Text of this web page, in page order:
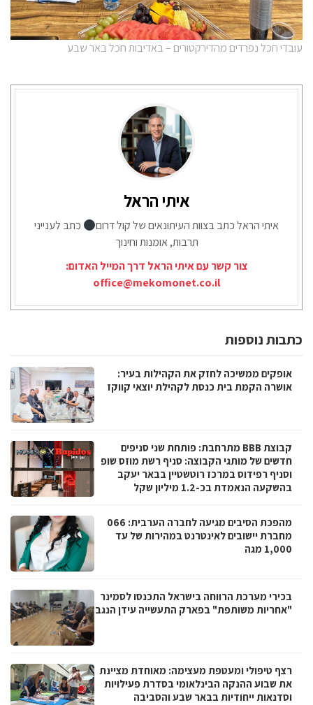
עובדי חכל נפרדים מהדירקטורים – באדיבות חכל באר שבע
איתי הראל
איתי הראל כתב בצוות העיתונאים של קול דרום
כתב לענייני
תרבות, אומנות וחינוך
צור קשר עם איתי הראל דרך המייל האדום:
office@mekomonet.co.il
כתבות נוספות
אופקים ממשיכה לחזק את הקהילות בעיר:
אושרה הקמת בית כנסת לקהילת יוצאי קווקז
קבוצת BBB מתרחבת: פותחת שני סניפים
חדשים של מותגי הקבוצה: סניף רשת מוזס שופ
וסניף רפידוס במרכז רוטשטיין בבאר יעקב
בהשקעה הנאמדת בכ-1.2 מיליון שקל
מהפכת הסיבים מגיעה לחברה הערבית: 066
מחברת יישובים לאינטרנט במהירות של עד
1,000 מגה
בכירי מערכת הרווחה בישראל התכנסו לסמינר
"אחריות משותפת" בפארק התעשייה עידן הנגב
רצף טיפולי ומעטפת מעצימה: מאוחדת מציינת
את שבוע ההנקה הבינלאומי בסדרת פעילויות
וסדנאות ייחודיות בבאר שבע והסביבה